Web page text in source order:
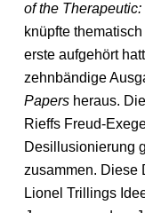
of the
knüpfte
erste aufgehört
zehnbändige
Papersheraus.
Rieffs Freud-
Desillusionierung
zusammen. Diese
Lionel Trillings